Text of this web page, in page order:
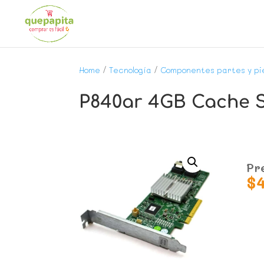
Home /Tecnología / Componentes partes y
P840ar 4GB Cache
$